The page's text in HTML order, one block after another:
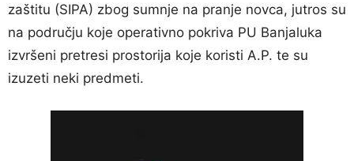
zaštitu (SIPA) zbog sumnje na pranje novca, jutros su
na području koje operativno pokriva PU Banjaluka
izvršeni pretresi prostorija koje koristi A.P. te su
izuzeti neki predmeti.